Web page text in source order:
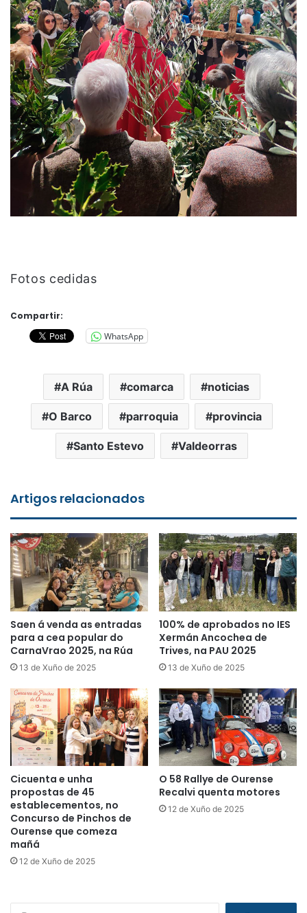
Fotos cedidas
Compartir:
WhatsApp
A Rúa comarca noticias
O Barco parroquia provincia
Santo Estevo Valdeorras
Artigos relacionados
Saen á venda as entradas
para a cea popular do
CarnaVrao 2025, na Rúa
13 de Xuño de 2025
100% de aprobados no IES
Xermán Ancochea de
Trives, na PAU 2025
13 de Xuño de 2025
Cicuenta e unha
propostas de 45
establecementos, no
Concurso de Pinchos de
Ourense que comeza
mañá
12 de Xuño de 2025
O 58 Rallye de Ourense
Recalvi quenta motores
12 de Xuño de 2025